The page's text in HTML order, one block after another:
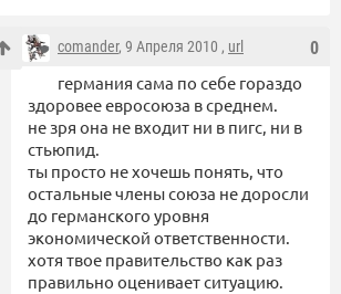
0
comander, 9 Апреля 2010 , url
германия сама по себе гораздо
здоровее евросоюза в среднем.
не зря она не входит ни в пигс, ни в
стьюпид.
ты просто не хочешь понять, что
остальные члены союза не доросли
до германского уровня
экономической ответственности.
хотя твое правительство как раз
правильно оценивает ситуацию.